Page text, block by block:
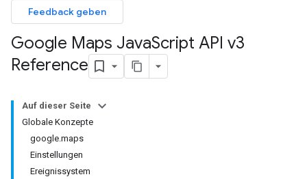
Feedback geben
Google Maps JavaScript API v3
Reference
Auf dieser Seite
Globale Konzepte
google.maps
Einstellungen
Ereignissystem